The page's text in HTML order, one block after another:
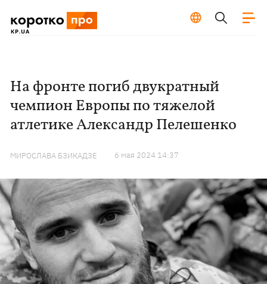
На фронте погиб двукратный
чемпион Европы по тяжелой
атлетике Александр Пелешенко
МИРОСЛАВА БЗИКАДЗЕ 6 мая 2024 14:37